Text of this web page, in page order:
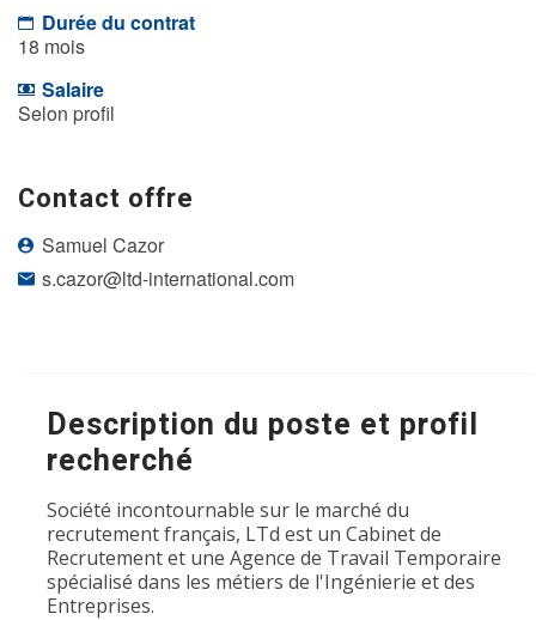
Durée du contrat
18 mois
Salaire
Selon profil
Contact offre
Samuel Cazor
s.cazor@ltd-international.com
Description du poste et profil
recherché
Société incontournable sur le marché du
recrutement français, LTd est un Cabinet de
Recrutement et une Agence de Travail Temporaire
spécialisé dans les métiers de l'Ingénierie et des
Entreprises.